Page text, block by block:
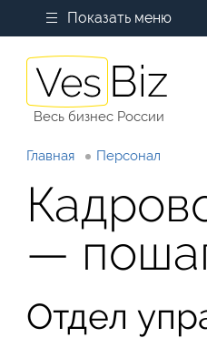
Показать меню
Весь бизнес России
Главная Персонал
—
Отдел